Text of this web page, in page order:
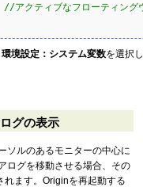
//アクティブなフローティング
環境設定：システム変数を選択
グの表示
ソルのあるモニターの中心に
ログを移動させる場合、その
れます。Originを再起動する